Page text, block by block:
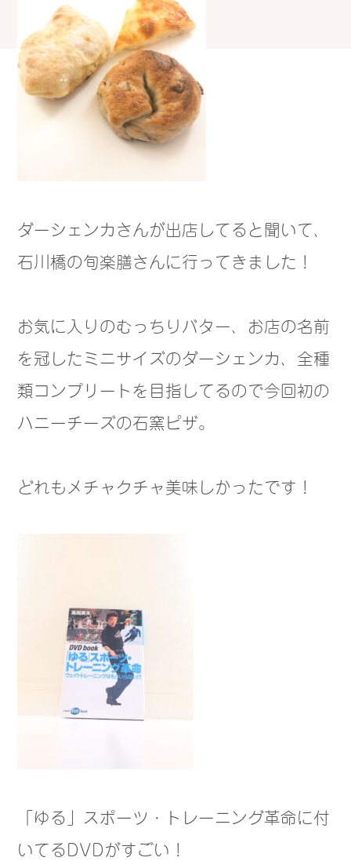
ダーシェンカさんが出店してると聞いて、
石川橋の旬楽膳さんに行ってきました！
お気に入りのむっちりバター、お店の名前
を冠したミニサイズのダーシェンカ、全種
類コンプリートを目指してるので今回初の
ハニーチーズの石窯ピザ。
どれもメチャクチャ美味しかったです！
「ゆる」スポーツ・トレーニング革命に付
いてるDVDがすごい！